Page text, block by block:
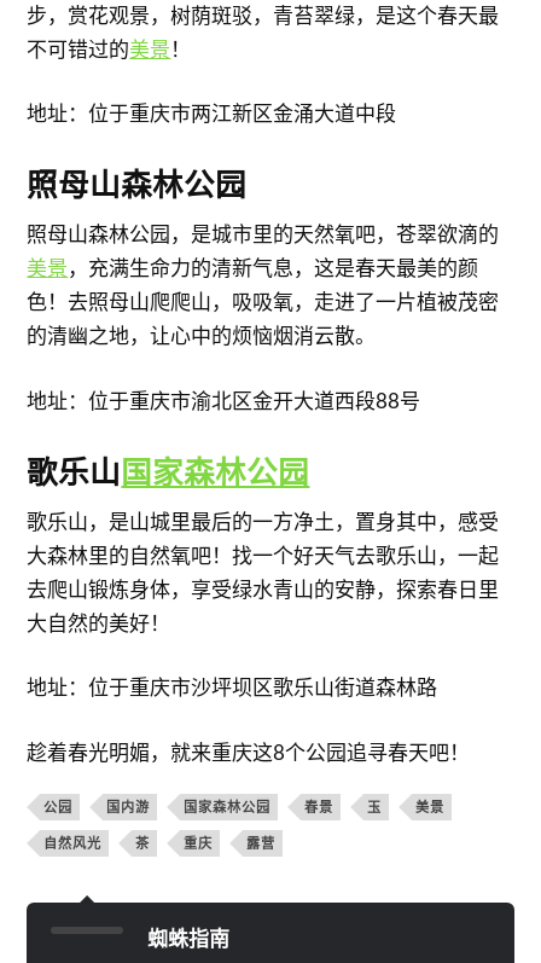
步，赏花观景，树荫斑驳，青苔翠绿，是这个春天最
不可错过的美景！
地址：位于重庆市两江新区金涌大道中段
照母山森林公园
照母山森林公园，是城市里的天然氧吧，苍翠欲滴的
美景，充满生命力的清新气息，这是春天最美的颜
色！去照母山爬爬山，吸吸氧，走进了一片植被茂密
的清幽之地，让心中的烦恼烟消云散。
地址：位于重庆市渝北区金开大道西段88号
歌乐山 国家森林公园
歌乐山，是山城里最后的一方净土，置身其中，感受
大森林里的自然氧吧！找一个好天气去歌乐山，一起
去爬山锻炼身体，享受绿水青山的安静，探索春日里
大自然的美好！
地址：位于重庆市沙坪坝区歌乐山街道森林路
趁着春光明媚，就来重庆这8个公园追寻春天吧！
公园 国内游 国家森林公园 春景 玉 美景
自然风光 茶 重庆 露营
蜘蛛指南